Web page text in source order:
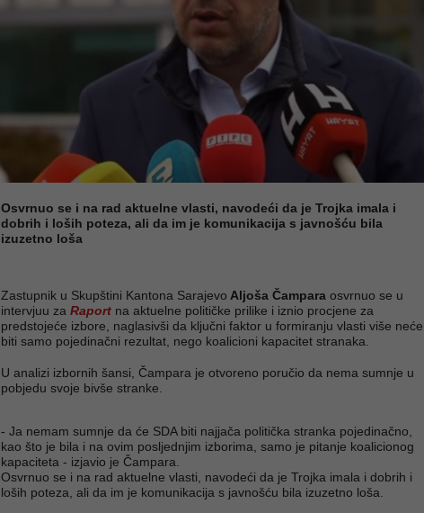
Osvrnuo se i na rad aktuelne vlasti, navodeći da je Trojka imala i
dobrih i loših poteza, ali da im je komunikacija s javnošću bila
izuzetno loša
Zastupnik u Skupštini Kantona Sarajevo Aljoša Čampara osvrnuo se u
intervjuu za Raport na aktuelne političke prilike i iznio procjene za
predstojeće izbore, naglasivši da ključni faktor u formiranju vlasti više neće
biti samo pojedinačni rezultat, nego koalicioni kapacitet stranaka.
U analizi izbornih šansi, Čampara je otvoreno poručio da nema sumnje u
pobjedu svoje bivše stranke.
- Ja nemam sumnje da će SDA biti najjača politička stranka pojedinačno,
kao što je bila i na ovim posljednjim izborima, samo je pitanje koalicionog
kapaciteta - izjavio je Čampara.
Osvrnuo se i na rad aktuelne vlasti, navodeći da je Trojka imala i dobrih i
loših poteza, ali da im je komunikacija s javnošću bila izuzetno loša.